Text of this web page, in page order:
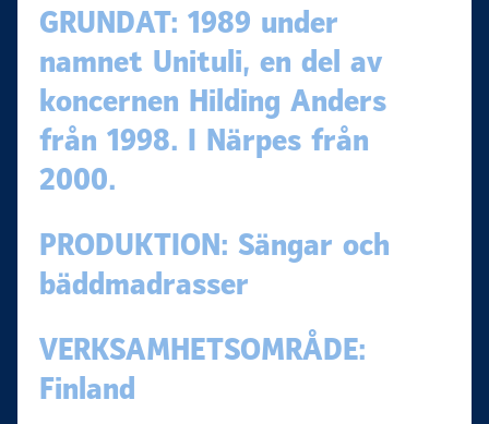
GRUNDAT: 1989 under
namnet Unituli, en del av
koncernen Hilding Anders
från 1998. I Närpes från
2000.
PRODUKTION: Sängar och
bäddmadrasser
VERKSAMHETSOMRÅDE:
Finland